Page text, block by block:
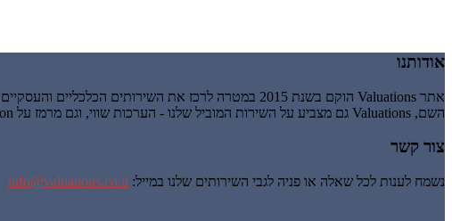
אודותנו
אתר Valuations הוקם בשנת 2015 במטרה לרכז את השירותים הכלכליים והעסקיים הניתנים זה מכבר על ידי אשבר-עיינות בע"מ, חברה לניהול וייזום עסקי.
השם, Valuations גם מצביע על השירות המוביל שלנו - הערכות שווי, וגם מרמז על valuation כהענקת ערך, כלומר מבטא את העיקרון שלנו לפיו השירותים שאנו נותנים חייבים להעניק לעסק שלך ערך מוסף.
צור קשר
נשמח לענות לכל שאלה או פניה לגבי השירותים שלנו במייל: info@valuations.co.il